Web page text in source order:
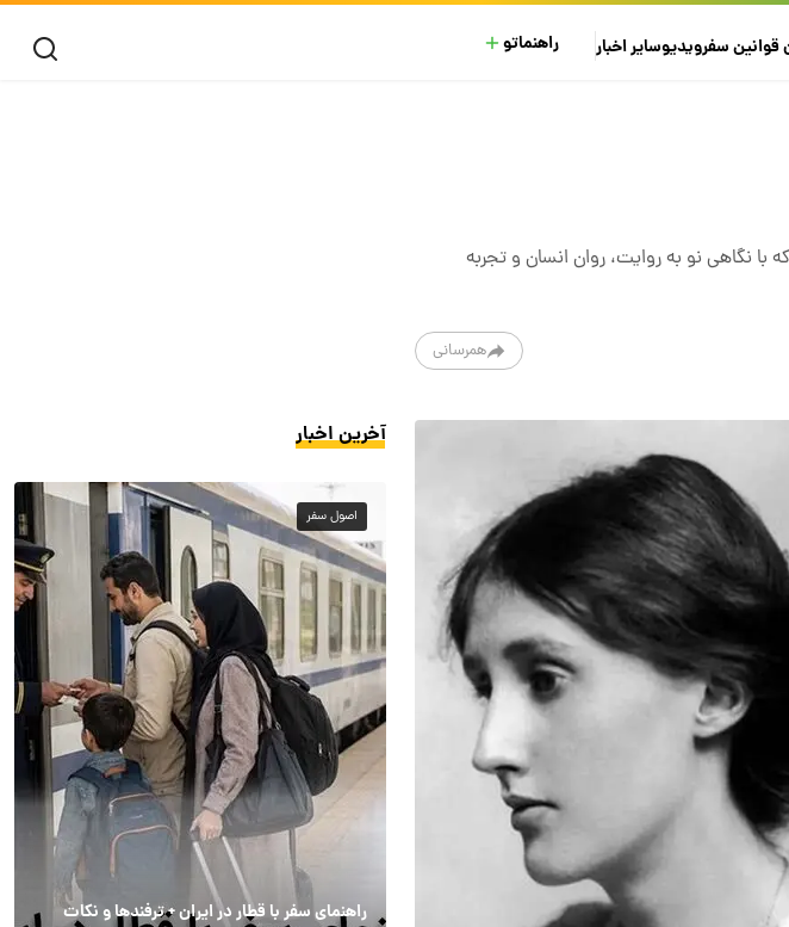
قوانین سفرویدیوسایراخبار راهنماتو
نگاهی نو به روایت، روان انسان و تجربه‌
همرسانی
آخرین اخبار
اصول سفر
راهنمای سفر با قطار در ایران + ترفندها و نکات